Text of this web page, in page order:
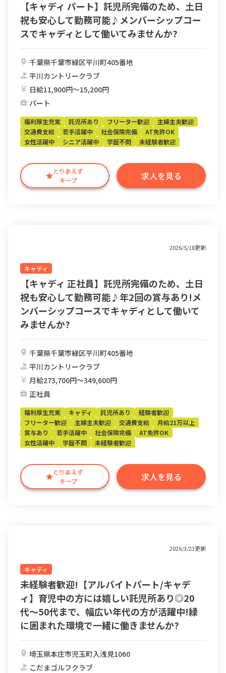
【キャディ パート】託児所完備のため、土日
祝も安心して勤務可能♪メンバーシップコー
スでキャディとして働いてみませんか?
千葉県千葉市緑区平川町405番地
平川カントリークラブ
日給11,900円〜15,200円
パート
とりあえず
キープ
求人を見る
福利厚生充実 託児所あり フリーター歓迎
主婦主夫歓迎
交通費支給
若手活躍中 社会保険完備
AT免許OK
女性活躍中
シニア活躍中 学歴不問 未経験者歓迎
2026/5/18更新
キャディ
【キャディ 正社員】託児所完備のため、土日
祝も安心して勤務可能♪年2回の賞与あり!メ
ンバーシップコースでキャディとして働いて
みませんか?
千葉県千葉市緑区平川町405番地
平川カントリークラブ
月給273,700円〜349,600円
正社員
とりあえず
キープ
求人を見る
福利厚生充実 キャディ 託児所あり
経験者歓迎
フリーター歓迎
主婦主夫歓迎 交通費支給
月給21万以上
賞与あり
若手活躍中 社会保険完備
AT免許OK
女性活躍中
学歴不問 未経験者歓迎
2026/3/23更新
キャディ
未経験者歓迎!【アルバイトパート/キャデ
ィ】育児中の方には嬉しい託児所あり◎20
代〜50代まで、幅広い年代の方が活躍中!緑
に囲まれた環境で一緒に働きませんか?
埼玉県本庄市児玉町入浅見1060
こだまゴルフクラブ